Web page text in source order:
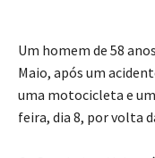
Um homem de 58
Maio, após um
uma motocicleta e
feira, dia 8, por volta